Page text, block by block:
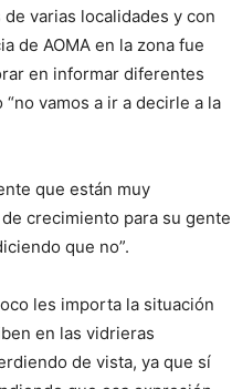
varias localidades y con
de AOMA en la zona fue
en informar diferentes
vamos a ir a decirle a la
que están muy
crecimiento para su gente
que no”.
les importa la situación
en las vidrieras
de vista, ya que sí